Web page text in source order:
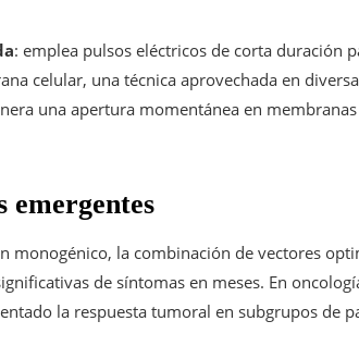
: emplea pulsos eléctricos de corta duración
celular, una técnica aprovechada en
una apertura momentánea en
emergentes
monogénico, la combinación de vectores
de síntomas en meses. En
la respuesta tumoral en subgrupos de